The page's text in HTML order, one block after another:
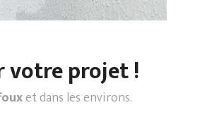
votre projet !
et dans les environs.